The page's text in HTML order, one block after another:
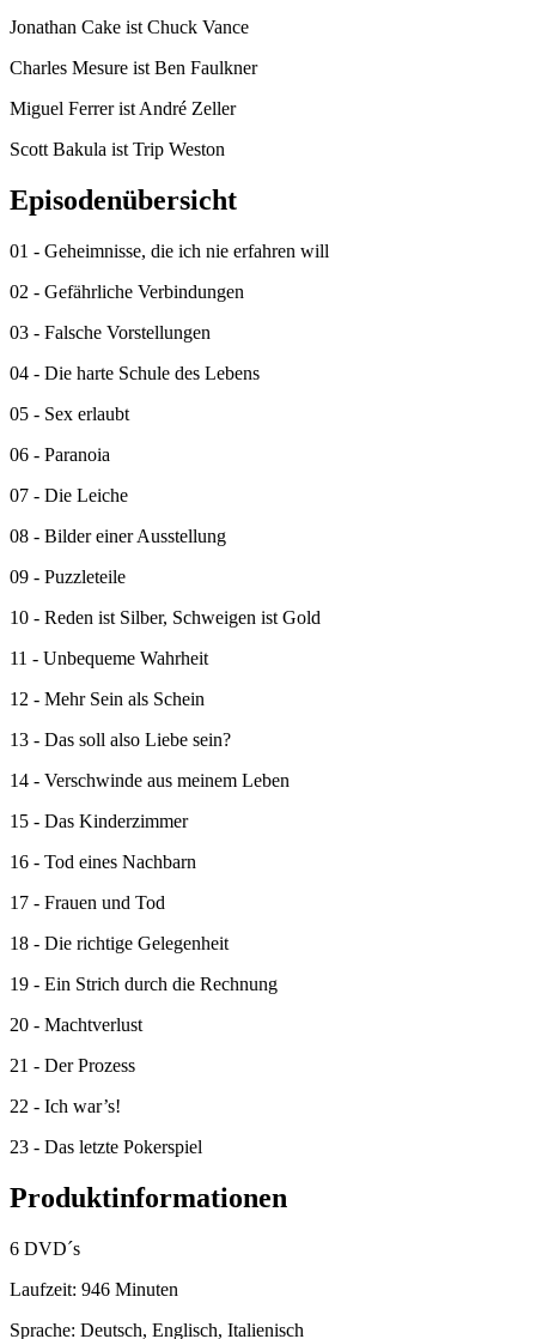
Jonathan Cake ist Chuck Vance
Charles Mesure ist Ben Faulkner
Miguel Ferrer ist André Zeller
Scott Bakula ist Trip Weston
Episodenübersicht
01 - Geheimnisse, die ich nie erfahren will
02 - Gefährliche Verbindungen
03 - Falsche Vorstellungen
04 - Die harte Schule des Lebens
05 - Sex erlaubt
06 - Paranoia
07 - Die Leiche
08 - Bilder einer Ausstellung
09 - Puzzleteile
10 - Reden ist Silber, Schweigen ist Gold
11 - Unbequeme Wahrheit
12 - Mehr Sein als Schein
13 - Das soll also Liebe sein?
14 - Verschwinde aus meinem Leben
15 - Das Kinderzimmer
16 - Tod eines Nachbarn
17 - Frauen und Tod
18 - Die richtige Gelegenheit
19 - Ein Strich durch die Rechnung
20 - Machtverlust
21 - Der Prozess
22 - Ich war’s!
23 - Das letzte Pokerspiel
Produktinformationen
6 DVD´s
Laufzeit: 946 Minuten
Sprache: Deutsch, Englisch, Italienisch